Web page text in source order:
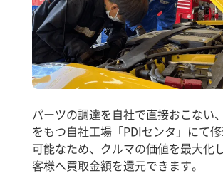
パーツの調達を自社で直接おこない
をもつ自社工場「PDIセンタ」にて
可能なため、クルマの価値を最大化
客様へ買取金額を還元できます。